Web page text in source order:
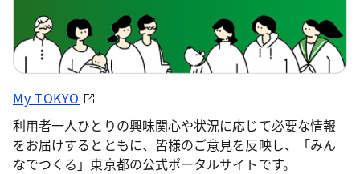
My TOKYO
利用者一人ひとりの興味関心や状況に応じて必要な情報
をお届けするとともに、皆様のご意見を反映し、「みん
なでつくる」東京都の公式ポータルサイトです。